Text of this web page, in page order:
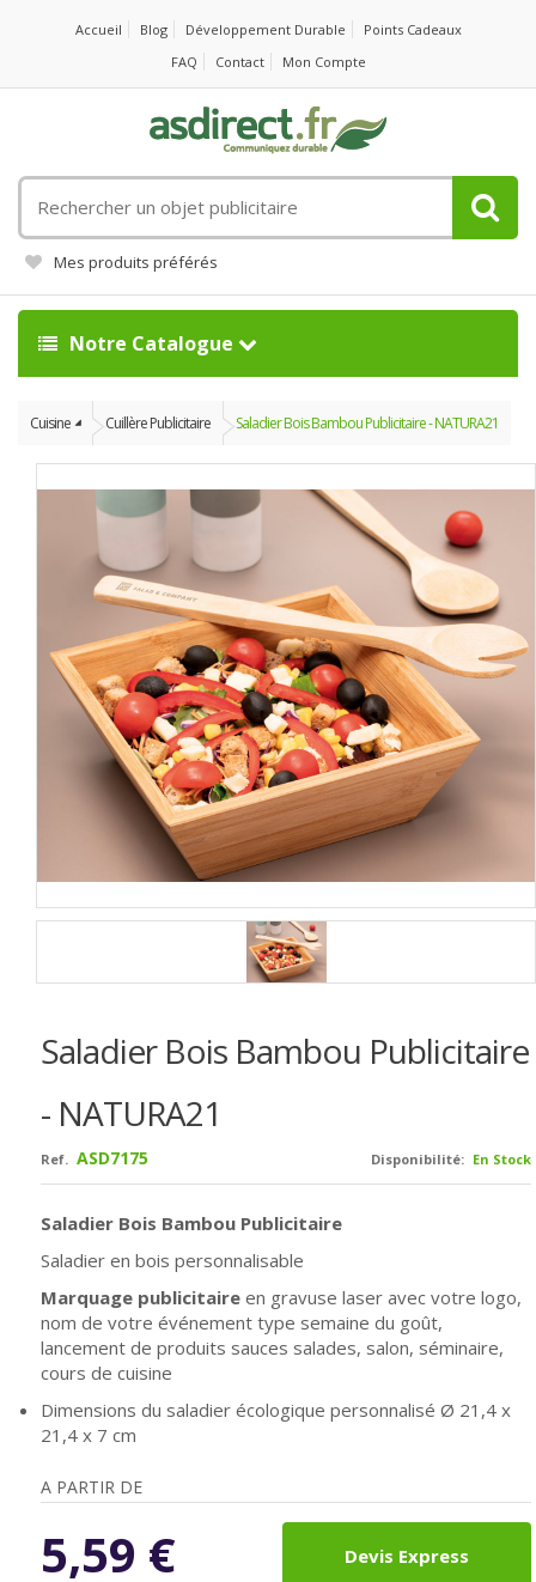
Accueil Blog Développement Durable
Points Cadeaux
FAQ
Contact Mon Compte
un
objet
publicitaire
Mes produits préférés
Notre Catalogue
Cuisine Cuillère Publicitaire Saladier Bois Bambou Publicitaire - NATURA21
Saladier Bois Bambou Publicitaire
- NATURA21
Disponibilité: En Stock
Ref. ASD7175
Saladier Bois Bambou Publicitaire
Saladier en bois personnalisable
Marquage publicitaire en gravuse laser avec votre logo,
nom de votre événement type semaine du goût,
lancement de produits sauces salades, salon, séminaire,
cours de cuisine
Dimensions du saladier écologique personnalisé Ø 21,4 x
21,4 x 7 cm
A PARTIR DE
5,59 € Devis Express